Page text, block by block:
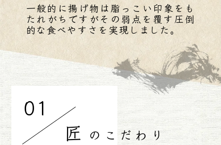
一般的に揚げ物は脂っこい印象をも
たれがちですがその弱点を覆す圧倒
的な食べやすさを実現しました。
01
匠 の こだわり